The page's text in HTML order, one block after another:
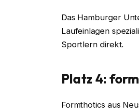
Das Hamburger
Laufeinlagen
Sportlern direkt.
Platz 4:
Formthotics aus